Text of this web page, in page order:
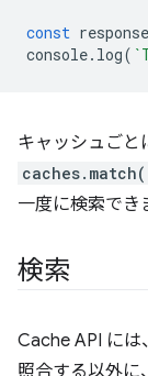
const
console. log(
キャッシュごと
一度に検索でき
検索
Cache API には、
照合する以外に